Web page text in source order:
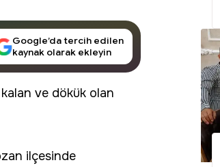
Google’da tercih edilen
kaynak olarak ekleyin
ve dökük olan
ilçesinde